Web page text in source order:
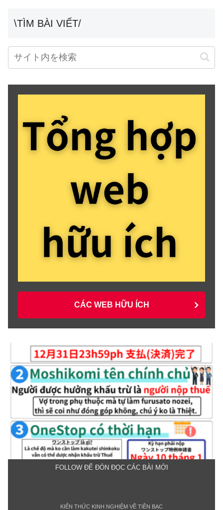
\TÌM BÀI VIẾT/
CÁC WEB HỮU ÍCH
FOLLOW ĐỂ ĐÓN ĐỌC CÁC BÀI MỚI
KIẾN THỨC KINH NGHIỆM VỀ TIỀN BẠC